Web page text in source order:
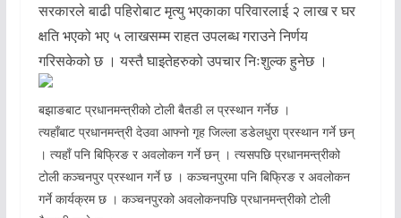
सरकारले बाढी पहिरोबाट मृत्यु भएकाका परिवारलाई २ लाख र घर
क्षति भएको भए ५ लाखसम्म राहत उपलब्ध गराउने निर्णय
गरिसकेको छ । यस्तै घाइतेहरुको उपचार निःशुल्क हुनेछ ।
बझाङबाट प्रधानमन्त्रीको टोली बैतडी ल प्रस्थान गर्नेछ ।
त्यहाँबाट प्रधानमन्त्री देउवा आफ्नो गृह जिल्ला डडेलधुरा प्रस्थान गर्ने छन्
। त्यहाँ पनि बिफ्रिङ र अवलोकन गर्ने छन् । त्यसपछि प्रधानमन्त्रीको
टोली कञ्चनपुर प्रस्थान गर्ने छ । कञ्चनपुरमा पनि बिफ्रिङ र अवलोकन
गर्ने कार्यक्रम छ । कञ्चनपुरको अवलोकनपछि प्रधानमन्त्रीको टोली